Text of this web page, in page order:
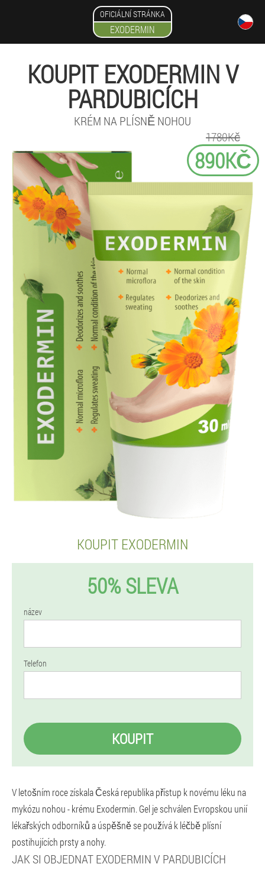
OFICIÁLNÍ STRÁNKA
EXODERMIN
KOUPIT EXODERMIN V
PARDUBICÍCH
KRÉM NA PLÍSNĚ NOHOU
1780Kč
890KČ
KOUPIT EXODERMIN
50% SLEVA
název
Telefon
KOUPIT
V letošním roce získala Česká republika přístup k novému léku na
mykózu nohou - krému Exodermin. Gel je schválen Evropskou unií
lékařských odborníků a úspěšně se používá k léčbě plísní
postihujících prsty a nohy.
JAK SI OBJEDNAT EXODERMIN V PARDUBICÍCH